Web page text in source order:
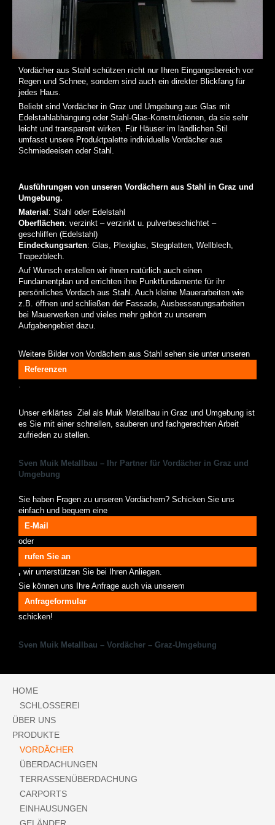
übertragen
können.
Dritte
übertragen
werden
können.
Vordächer aus Stahl schützen nicht nur Ihren Eingangsbereich vor
Regen und Schnee, sondern sind auch ein direkter Blickfang für
jedes Haus.
Beliebt sind Vordächer in Graz und Umgebung aus Glas mit
Edelstahlabhängung oder Stahl-Glas-Konstruktionen, da sie sehr
leicht und transparent wirken. Für Häuser im ländlichen Stil
umfasst unsere Produktpalette individuelle Vordächer aus
Schmiedeeisen oder Stahl.
Ausführungen von unseren Vordächern aus Stahl in Graz und
Umgebung.
Material : Stahl oder Edelstahl
Oberflächen: verzinkt – verzinkt u. pulverbeschichtet –
geschliffen (Edelstahl)
Eindeckungsarten: Glas, Plexiglas, Stegplatten, Wellblech,
Trapezblech.
Auf Wunsch erstellen wir ihnen natürlich auch einen
Fundamentplan und errichten ihre Punktfundamente für ihr
persönliches Vordach aus Stahl. Auch kleine Mauerarbeiten wie
z.B. öffnen und schließen der Fassade, Ausbesserungsarbeiten
bei Mauerwerken und vieles mehr gehört zu unserem
Aufgabengebiet dazu.
Weitere Bilder von Vordächern aus Stahl sehen sie unter unseren
Referenzen
.
Unser erklärtes Ziel als Muik Metallbau in Graz und Umgebung ist
es Sie mit einer schnellen, sauberen und fachgerechten Arbeit
zufrieden zu stellen.
Sven Muik Metallbau – Ihr Partner für Vordächer in Graz und
Umgebung
Sie haben Fragen zu unseren Vordächern? Schicken Sie uns
einfach und bequem eine
E-Mail
oder
rufen Sie an
, wir unterstützen Sie bei Ihren Anliegen.
Sie können uns Ihre Anfrage auch via unserem
Anfrageformular
schicken!
Sven Muik Metallbau – Vordächer – Graz-Umgebung
HOME
SCHLOSSEREI
ÜBER UNS
PRODUKTE
VORDÄCHER
ÜBERDACHUNGEN
TERRASSENÜBERDACHUNG
CARPORTS
EINHAUSUNGEN